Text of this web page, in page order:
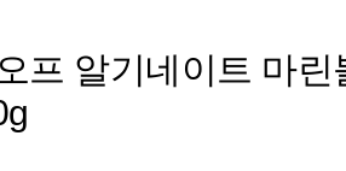
프 알기네이트 마린